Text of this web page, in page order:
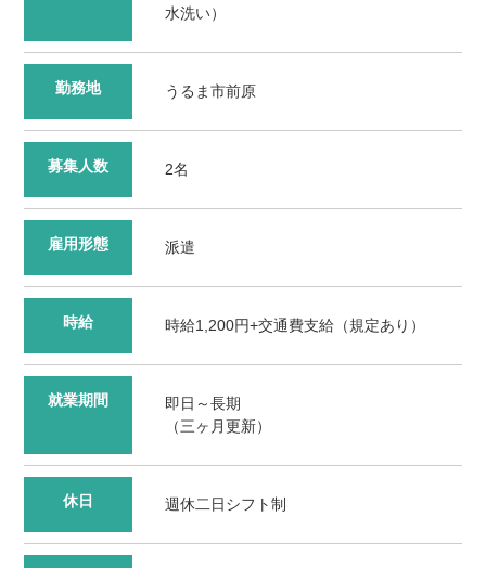
水洗い）
勤務地 うるま市前原
募集人数 2名
雇用形態 派遣
時給 時給1,200円+交通費支給（規定あり）
就業期間
即日～長期
（三ヶ月更新）
休日 週休二日シフト制